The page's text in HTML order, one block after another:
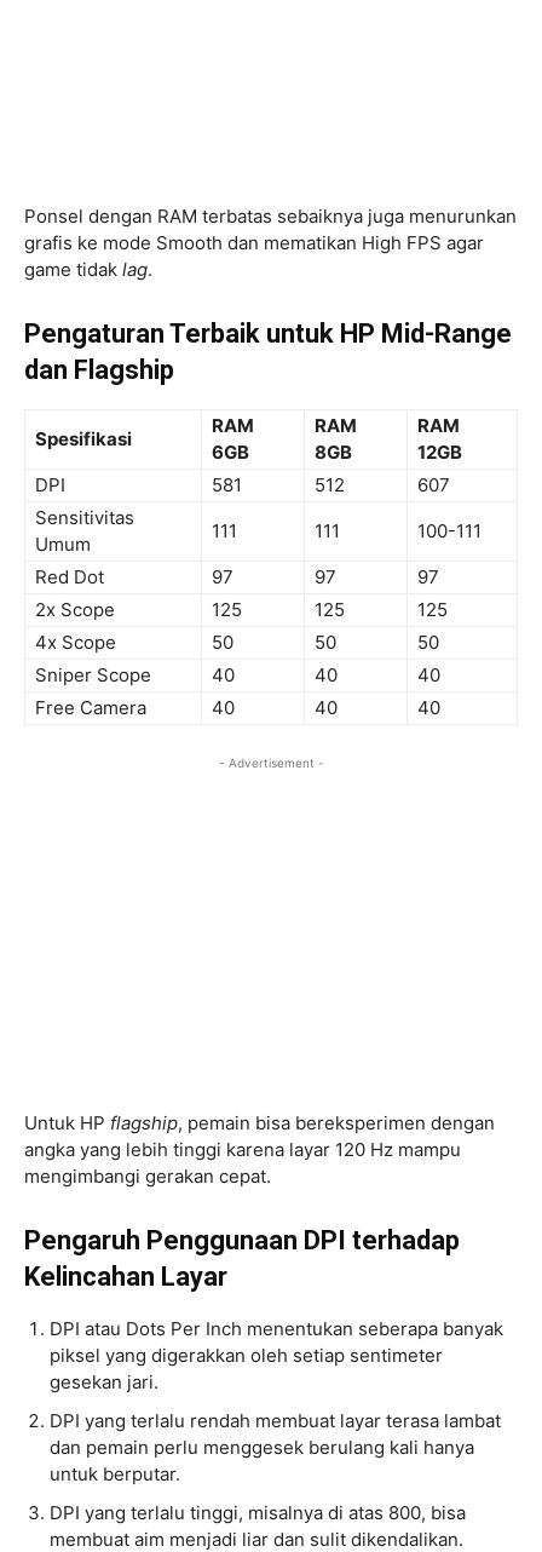
Ponsel dengan RAM terbatas sebaiknya juga menurunkan
grafis ke mode Smooth dan mematikan High FPS agar
game tidak lag.
Pengaturan Terbaik untuk HP Mid-Range
dan Flagship
Spesifikasi
RAM
6GB
RAM
8GB
RAM
12GB
DPI
581 512
607
Sensitivitas
Umum
111 111
100-111
Red Dot
97 97
97
2x Scope
125 125
125
4x Scope
50 50
50
Sniper Scope
40 40
40
Free Camera
40 40 40
- Advertisement -
Untuk HP flagship, pemain bisa bereksperimen dengan
angka yang lebih tinggi karena layar 120 Hz mampu
mengimbangi gerakan cepat.
Pengaruh Penggunaan DPI terhadap
Kelincahan Layar
DPI atau Dots Per Inch menentukan seberapa banyak
piksel yang digerakkan oleh setiap sentimeter
gesekan jari.
DPI yang terlalu rendah membuat layar terasa lambat
dan pemain perlu menggesek berulang kali hanya
untuk berputar.
DPI yang terlalu tinggi, misalnya di atas 800, bisa
membuat aim menjadi liar dan sulit dikendalikan.